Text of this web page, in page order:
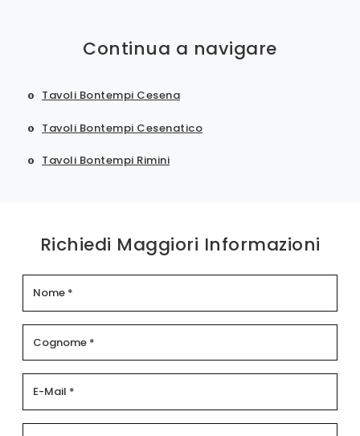
Continua a navigare
Tavoli Bontempi Cesena
Tavoli Bontempi Cesenatico
Tavoli Bontempi Rimini
Richiedi Maggiori Informazioni